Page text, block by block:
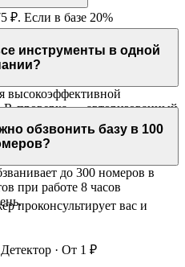
₽. Если в базе 20%
экономит 20% бюджета на
тысячи рублей на каждую
инструменты в одной
высокоэффективной
проверка → авторизованный
автоответчиков. Все
обзвонить базу в 100
до 300 номеров в
при работе 8 часов
проконсультирует вас и
· От 1 ₽